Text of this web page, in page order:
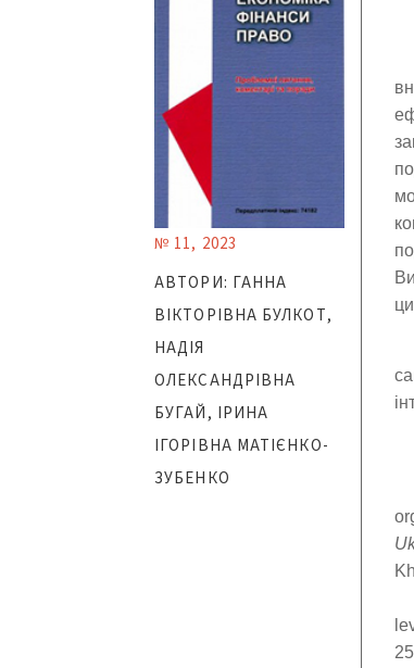
№ 11, 2023
АВТОРИ: ГАННА
ВІКТОРІВНА БУЛКОТ,
НАДІЯ
ОЛЕКСАНДРІВНА
БУГАЙ, ІРИНА
ІГОРІВНА МАТІЄНКО-
ЗУБЕНКО